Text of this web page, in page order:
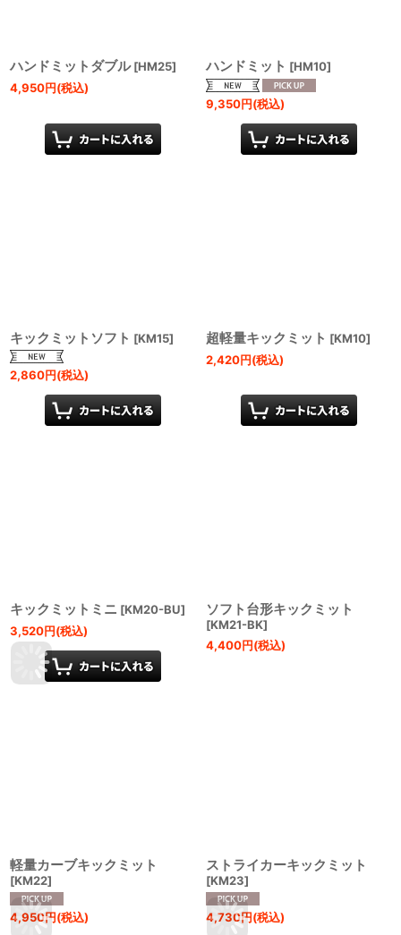
ハンドミットダブル [HM25]
4,950円(税込)
ハンドミット [HM10]
9,350円(税込)
キックミットソフト [KM15]
2,860円(税込)
超軽量キックミット [KM10]
2,420円(税込)
キックミットミニ [KM20-BU]
3,520円(税込)
ソフト台形キックミット
[KM21-BK]
4,400円(税込)
軽量カーブキックミット
[KM22]
4,950円(税込)
ストライカーキックミット
[KM23]
4,730円(税込)